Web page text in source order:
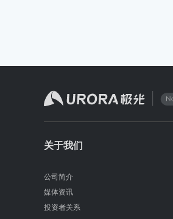
关于我们
公司简介
媒体资讯
投资者关系